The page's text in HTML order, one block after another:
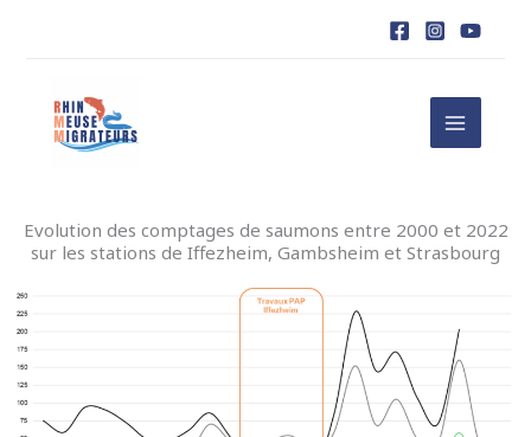
Evolution des comptages de saumons entre 2000 et 2022
sur les stations de Iffezheim, Gambsheim et Strasbourg